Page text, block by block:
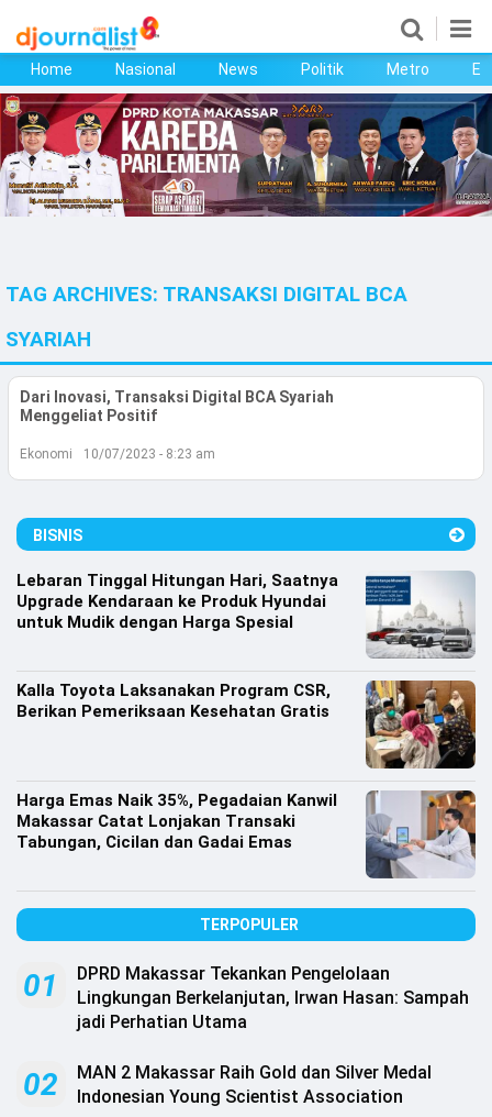
Home
Nasional
News
Metro
Ekonomi
Bisnis
Kesehatan
Olahraga
Bola
Copyright
Djournalist.com
.
Home Nasional News Politik Metro
TAG ARCHIVES: TRANSAKSI DIGITAL BCA
SYARIAH
Dari Inovasi, Transaksi Digital BCA Syariah
Menggeliat Positif
Ekonomi 10/07/2023 - 8:23 am
BISNIS
Lebaran Tinggal Hitungan Hari, Saatnya
Upgrade Kendaraan ke Produk Hyundai
untuk Mudik dengan Harga Spesial
Kalla Toyota Laksanakan Program CSR,
Berikan Pemeriksaan Kesehatan Gratis
Harga Emas Naik 35%, Pegadaian Kanwil
Makassar Catat Lonjakan Transaki
Tabungan, Cicilan dan Gadai Emas
TERPOPULER
01
DPRD Makassar Tekankan Pengelolaan
Lingkungan Berkelanjutan, Irwan Hasan: Sampah
jadi Perhatian Utama
02
MAN 2 Makassar Raih Gold dan Silver Medal
Indonesian Young Scientist Association